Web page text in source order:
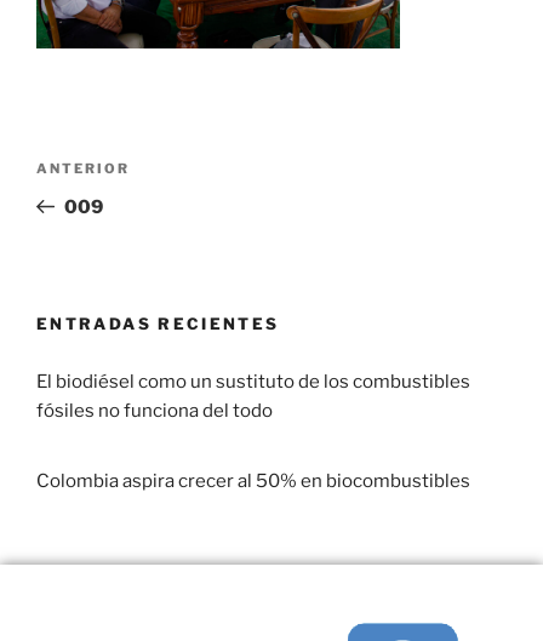
ANTERIOR
009
ENTRADAS RECIENTES
El biodiésel como un sustituto de los combustibles
fósiles no funciona del todo
Colombia aspira crecer al 50% en biocombustibles